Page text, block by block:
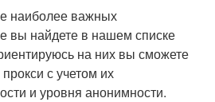
наиболее важных
вы найдете в нашем списке
на них вы сможете
с учетом их
и уровня анонимности.